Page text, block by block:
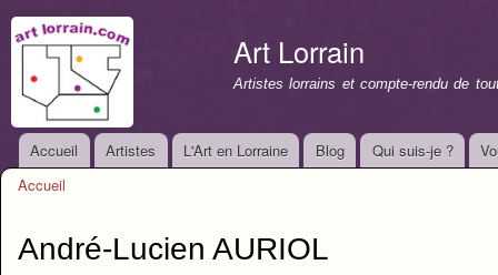
Art Lorrain
Artistes lorrains et compte-rendu de
Menu principal
Accueil Artistes L'Art en Lorraine Blog Qui suis-je ?
Accueil
André-Lucien AURIOL